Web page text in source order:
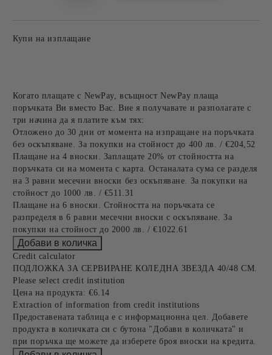
Купи на изплащане
Когато плащате с NewPay, всъщност NewPay плаща
поръчката Ви вместо Вас. Вие я получавате и разполагате с
три начина да я платите към тях:
Отложено до 30 дни от момента на изпращане на поръчката
без оскъпяване. За покупки на стойност до 400 лв. / €204,52
Плащане на 4 вноски. Заплащате 20% от стойността на
поръчката си на момента с карта. Останалата сума се разделя
на 3 равни месечни вноски без оскъпяване. За покупки на
стойност до 1000 лв. / €511.31
Плащане на 6 вноски. Стойността на поръчката се
разпределя в 6 равни месечни вноски с оскъпяване. За
покупки на стойност до 2000 лв. / €1022.61
Credit calculator
ПОДЛОЖКА ЗА СЕРВИРАНЕ КОЛЕДНА ЗВЕЗДА 40/48 СМ.
Please select credit institution
Цена на продукта: €6.14
Extraction of information from credit institutions
Предоставената таблица е с информационна цел. Добавете
продукта в количката си с бутона "Добави в количката" и
при поръчка ще можете да изберете броя вноски на кредита.